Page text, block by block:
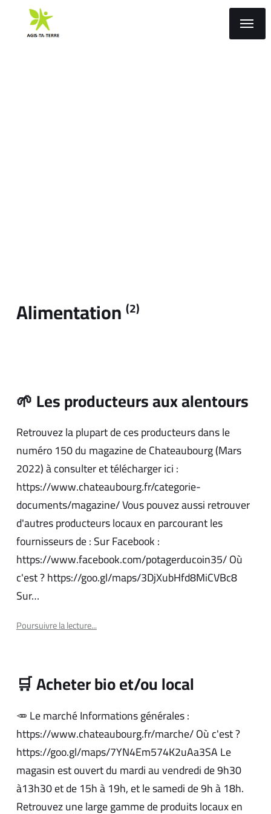
Alimentation (2)
🌱 Les producteurs aux alentours
Retrouvez la plupart de ces producteurs dans le
numéro 150 du magazine de Chateaubourg (Mars
2022) à consulter et télécharger ici :
https://www.chateaubourg.fr/categorie-
documents/magazine/ Vous pouvez aussi retrouver
d'autres producteurs locaux en parcourant les
fournisseurs de : Sur Facebook :
https://www.facebook.com/potagerducoin35/ Où
c'est ? https://goo.gl/maps/3DjXubHfd8MiCVBc8
Sur…
Poursuivre la lecture...
🛒 Acheter bio et/ou local
🥕 Le marché Informations générales :
https://www.chateaubourg.fr/marche/ Où c'est ?
https://goo.gl/maps/7YN4Em574K2uAa3SA Le
magasin est ouvert du mardi au vendredi de 9h30
à13h30 et de 15h à 19h, et le samedi de 9h à 18h.
Retrouvez une large gamme de produits locaux en